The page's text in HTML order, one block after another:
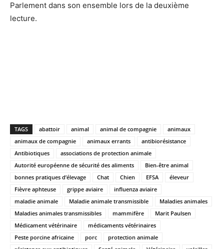
Parlement dans son ensemble lors de la deuxième
lecture.
TAGS abattoir animal animal de compagnie
animaux
animaux de compagnie
animaux errants
antibiorésistance
Antibiotiques
associations de protection animale
Autorité européenne de sécurité des aliments
Bien-être animal
bonnes pratiques d’élevage
Chat Chien EFSA
éleveur
Fièvre aphteuse
grippe aviaire
influenza aviaire
maladie animale
Maladie animale transmissible
Maladies animales
Maladies animales transmissibles
mammifère
Marit Paulsen
Médicament vétérinaire
médicaments vétérinaires
Peste porcine africaine
porc
protection animale